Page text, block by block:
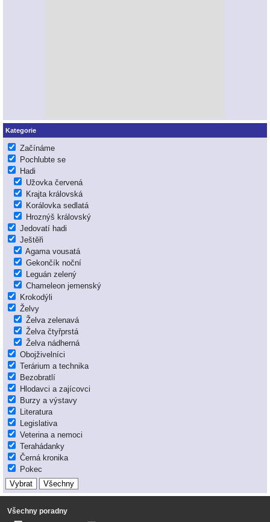
Kategorie
Začínáme
Pochlubte se
Hadi
Užovka červená
Krajta královská
Korálovka sedlatá
Hroznýš královský
Jedovatí hadi
Ještěři
Agama vousatá
Gekončík noční
Leguán zelený
Chameleon jemenský
Krokodýli
Želvy
Želva zelenavá
Želva čtyřprstá
Želva nádherná
Obojživelníci
Terárium a technika
Bezobratlí
Hlodavci a zajícovci
Burzy a výstavy
Literatura
Legislativa
Veterina a nemoci
Terahádanky
Černá kronika
Pokec
Všechny poradny